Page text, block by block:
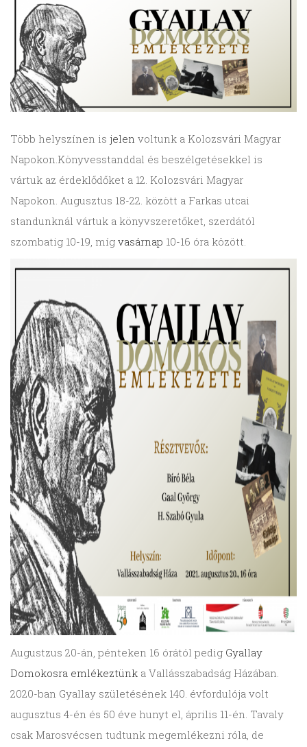
Több helyszínen is jelen voltunk a Kolozsvári Magyar
Napokon. Könyvesstanddal és beszélgetésekkel is
vártuk az érdeklődőket a 12. Kolozsvári Magyar
Napokon. Augusztus 18-22. között a Farkas utcai
standunknál vártuk a könyvszeretőket, szerdától
szombatig 10-19, míg vasárnap 10-16 óra között.
Augustzus 20-án, pénteken 16 órától pedig Gyallay
Domokosra emlékeztünk a Vallásszabadság Házában.
2020-ban Gyallay születésének 140. évfordulója volt
augusztus 4-én és 50 éve hunyt el, április 11-én. Tavaly
csak Marosvécsen tudtunk megemlékezni róla, de